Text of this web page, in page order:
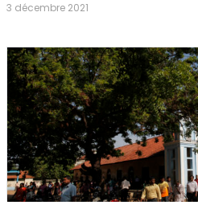
3 décembre 2021